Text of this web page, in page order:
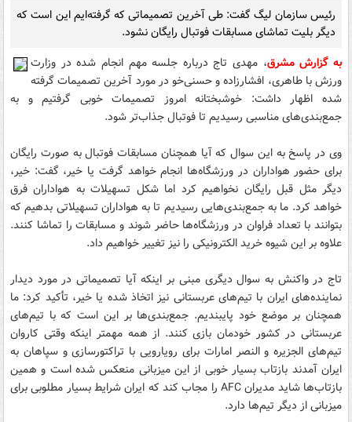
رئیس سازمان لیگ گفت: طی آخرین تصمیماتی که گرفته‌ایم این است که
دیگر بلیت تماشای مسابقات فوتبال رایگان نشود.
به گزارش مشرق، مهدی تاج درباره جلسه مهم انجام شده در وزارت
ورزش با طاهری، افشارزاده و حسنی‌خو در مورد آخرین تصمیمات گرفته
شده اظهار داشت: خوشبختانه امروز تصمیمات خوبی گرفتیم و به
جمع‌بندی‌های مناسبی رسیدیم تا فوتبال جذاب‌تر شود.
وی در پاسخ به این سوال که آیا همچنان مسابقات فوتبال به صورت رایگان
برای حضور هواداران در ورزشگاه‌ها انجام خواهد گرفت یا خیر، گفت: خیر،
دیگر مثل قبل رایگان نخواهیم کرد اما شکل تسهیلات به هواداران فرق
خواهد کرد. ما به جمع‌بندی‌هایی رسیدیم تا به هواداران تسهیلاتی بدهیم که
بتوانند با تعداد فراوان در ورزشگاه‌ها حاضر شوند و مسابقات را تماشا کنند.
علاوه بر این شیوه خرید الکترونیکی را نیز تغییر خواهیم داد.
تاج در واکنش به سوال دیگری مبنی بر اینکه آیا تصمیماتی در مورد دیدار
نماینده‌های ایران با تیم‌های عربستانی نیز اتخاذ شده یا خیر، تأکید کرد:‌ ما
همچنان بر موضع خود پایبندیم. جمع‌بندی‌ها بر این است که با تیم‌های
عربستانی در کشور خودمان بازی کنند. از همه مهمتر اینکه وقتی کاروان
تیم‌های الجزیره و النصر امارات برای رویارویی با تراکتورسازی و سپاهان به
ایران آمدند بازتاب بسیار خوبی از این میزبانی منعکس شده است و همین
بازتاب‌ها شاید مدیران AFC را مجاب کند که ایران شرایط بسیار مطلوبی برای
میزبانی از دیگر تیم‌ها دارد.